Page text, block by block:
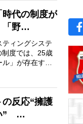
代の制度が
「野…
ィングシステ
制度では、25歳
」が存在する
反応“擁護
” …